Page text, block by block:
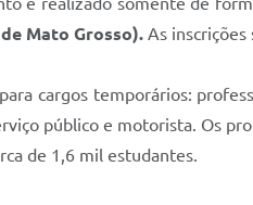
Mato Grosso). As
cargos temporários:
público e motorista. Os
de 1,6 mil estudantes.